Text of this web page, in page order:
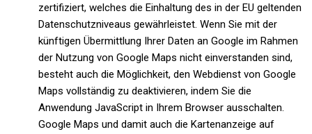
zertifiziert, welches die Einhaltung des in der EU geltenden
Datenschutzniveaus gewährleistet. Wenn Sie mit der
künftigen Übermittlung Ihrer Daten an Google im Rahmen
der Nutzung von Google Maps nicht einverstanden sind,
besteht auch die Möglichkeit, den Webdienst von Google
Maps vollständig zu deaktivieren, indem Sie die
Anwendung JavaScript in Ihrem Browser ausschalten.
Google Maps und damit auch die Kartenanzeige auf